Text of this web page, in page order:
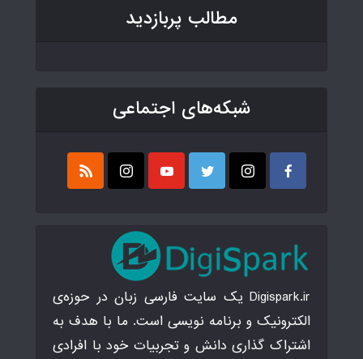
مطالب پربازدید
شبکه‌های اجتماعی
Digispark.ir یک سایت فارسی زبان در حوزه‌ی
الکترونیک و برنامه نویسی است. ما با هدف به
اشتراک گذاری دانش و تجربیات خود با افرادی